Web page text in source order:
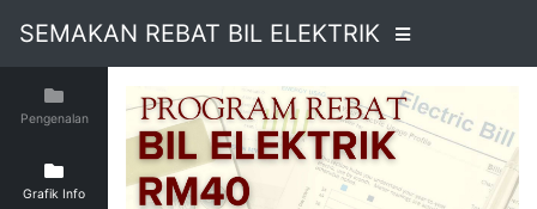
SEMAKAN REBAT BIL ELEKTRIK
Pengenalan
Grafik Info